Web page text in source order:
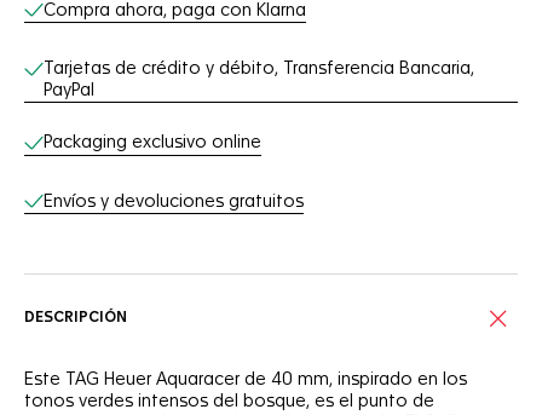
Compra ahora, paga con Klarna
Tarjetas de crédito y débito, Transferencia Bancaria,
PayPal
Packaging exclusivo online
Envíos y devoluciones gratuitos
DESCRIPCIÓN
Este TAG Heuer Aquaracer de 40 mm, inspirado en los
tonos verdes intensos del bosque, es el punto de